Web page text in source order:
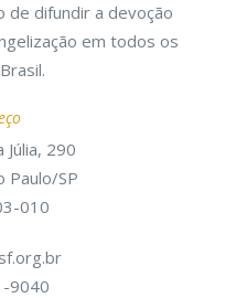
de difundir a devoção
em todos os
Júlia, 290
Paulo/SP
010
9040